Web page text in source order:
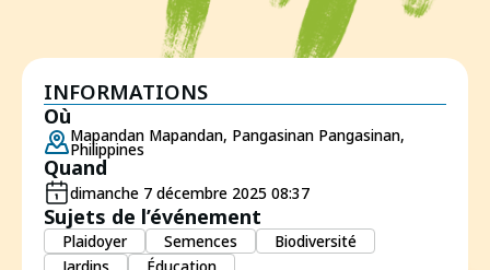
INFORMATIONS
Où
Mapandan Mapandan, Pangasinan Pangasinan,
Philippines
Quand
dimanche 7 décembre 2025 08:37
Sujets de l’événement
Plaidoyer Semences
Biodiversité